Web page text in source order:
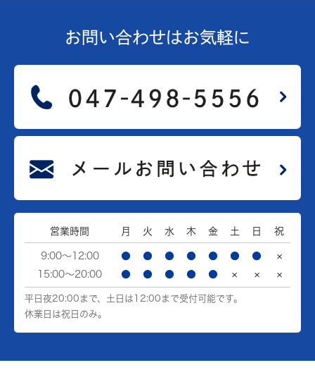
お問い合わせはお気軽に
営業時間 月 火 水 木 金 土 日 祝
9:00～12:00 ● ● ● ● ● ● ●
×
15:00～20:00
● ● ● ● ● × × ×
平日夜20:00まで、土日は12:00まで受付可能です。
休業日は祝日のみ。